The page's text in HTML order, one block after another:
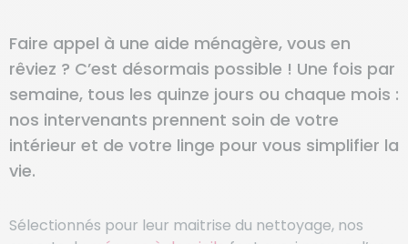
Faire appel à une aide ménagère, vous en
rêviez ? C’est désormais possible ! Une fois par
semaine, tous les quinze jours ou chaque mois :
nos intervenants prennent soin de votre
intérieur et de votre linge pour vous simplifier la
vie.
Sélectionnés pour leur maitrise du nettoyage, nos